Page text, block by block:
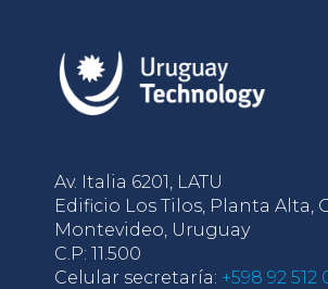
Av. Italia 6201, LATU
Edificio Los Tilos, Planta Alta,
Montevideo, Uruguay
C.P: 11.500
Celular secretaría: +598 92 512